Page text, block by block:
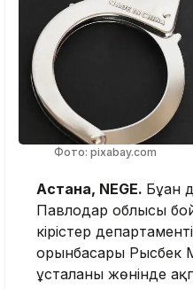
Фото: pixabay.com
Астана, NEGE. Бұған
Павлодар облысы
кірістер
орынбасары Рысбек
ұсталғаны жөнінде